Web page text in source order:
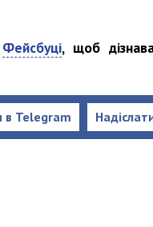
Фейсбуці, щоб
в Telegram